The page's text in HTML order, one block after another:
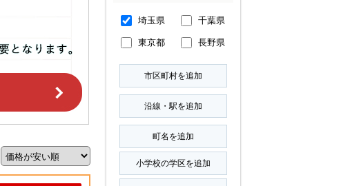
埼玉県 千葉県
東京都 長野県